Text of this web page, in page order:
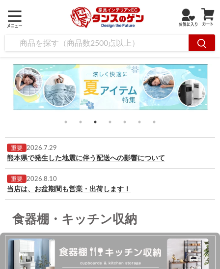
重要 2026.7.29
熊本県で発生した地震に伴う配送への影響について
重要 2026.8.10
当店は、お盆期間も営業・出荷します！
食器棚・キッチン収納